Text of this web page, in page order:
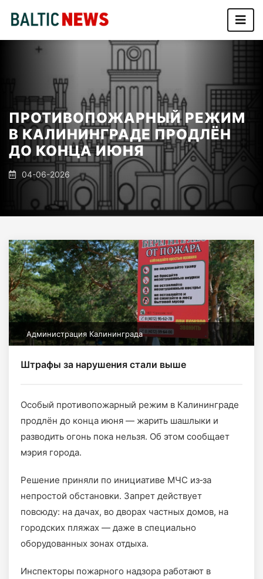
ПРОТИВОПОЖАРНЫЙ РЕЖИМ
В КАЛИНИНГРАДЕ ПРОДЛЁН
ДО КОНЦА ИЮНЯ
04-06-2026
Администрация Калининграда
Штрафы за нарушения стали выше
Особый противопожарный режим в Калининграде
продлён до конца июня — жарить шашлыки и
разводить огонь пока нельзя. Об этом сообщает
мэрия города.
Решение приняли по инициативе МЧС из‑за
непростой обстановки. Запрет действует
повсюду: на дачах, во дворах частных домов, на
городских пляжах — даже в специально
оборудованных зонах отдыха.
Инспекторы пожарного надзора работают в